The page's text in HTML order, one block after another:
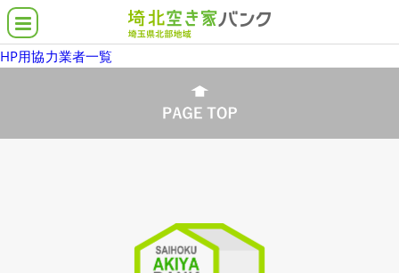
埼北の空き家物件
借りたい・買いたい
各市町の支援施策
HP用協力業者一覧